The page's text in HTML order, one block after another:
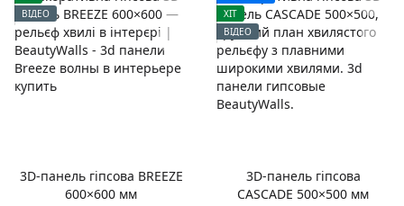
ВІДЕО
3D-панель гіпсова BREEZE
600×600 мм
ХІТ
ВІДЕО
3D-панель гіпсова
CASCADE 500×500 мм